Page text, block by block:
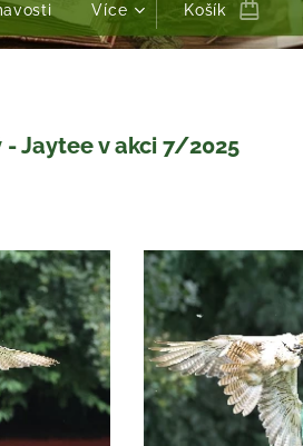
Více Košík
v akci 7/2025